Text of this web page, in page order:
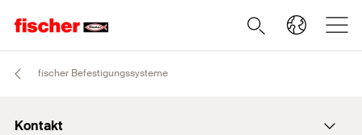
fischer Befestigungssysteme
Kontakt